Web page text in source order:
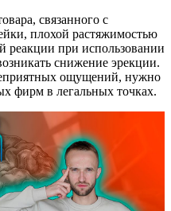
связанного с
плохой растяжимостью
реакции при использовании
снижение эрекции.
ощущений, нужно
фирм в легальных точках.